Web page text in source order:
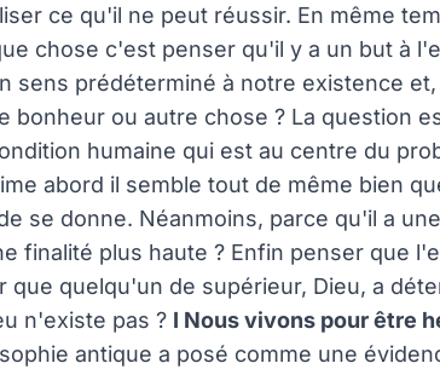
ce qu'il ne peut réussir. En même
chose c'est penser qu'il y a un but à
sens prédéterminé à notre existence
bonheur ou autre chose ? La question
humaine qui est au centre du
abord il semble tout de même bien
se donne. Néanmoins, parce qu'il a
finalité plus haute ? Enfin penser que
que quelqu'un de supérieur, Dieu, a
n'existe pas ? I Nous vivons pour être
antique a posé comme une